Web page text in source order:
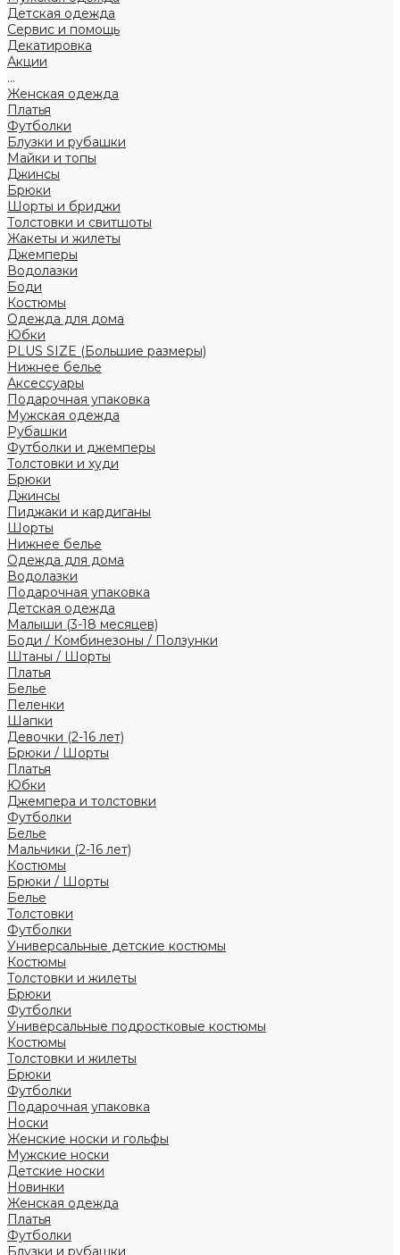
Детская одежда
Сервис и помощь
Декатировка
Акции
...
Женская одежда
Платья
Футболки
Блузки и рубашки
Майки и топы
Джинсы
Брюки
Шорты и бриджи
Толстовки и свитшоты
Жакеты и жилеты
Джемперы
Водолазки
Боди
Костюмы
Одежда для дома
Юбки
PLUS SIZE (Большие размеры)
Нижнее белье
Аксессуары
Подарочная упаковка
Мужская одежда
Рубашки
Футболки и джемперы
Толстовки и худи
Брюки
Джинсы
Пиджаки и кардиганы
Шорты
Нижнее белье
Одежда для дома
Водолазки
Подарочная упаковка
Детская одежда
Малыши (3-18 месяцев)
Боди / Комбинезоны / Ползунки
Штаны / Шорты
Платья
Белье
Пеленки
Шапки
Девочки (2-16 лет)
Брюки / Шорты
Платья
Юбки
Джемпера и толстовки
Футболки
Белье
Мальчики (2-16 лет)
Костюмы
Брюки / Шорты
Белье
Толстовки
Футболки
Универсальные детские костюмы
Костюмы
Толстовки и жилеты
Брюки
Футболки
Универсальные подростковые костюмы
Костюмы
Толстовки и жилеты
Брюки
Футболки
Подарочная упаковка
Носки
Женские носки и гольфы
Мужские носки
Детские носки
Новинки
Женская одежда
Платья
Футболки
Блузки и рубашки